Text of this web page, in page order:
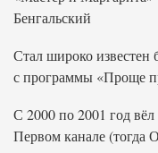
Бенгальский
Стал широко известен
с программы «Проще
С 2000 по 2001 год
Первом канале (тогда